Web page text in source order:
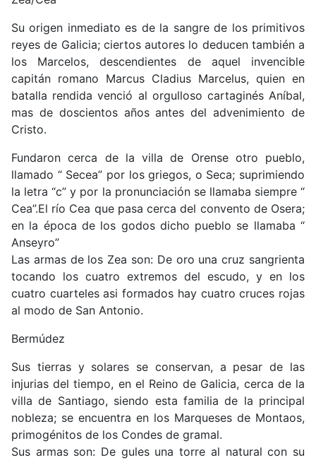
Su origen inmediato es de la sangre de los primitivos
reyes de Galicia; ciertos autores lo deducen también a
los Marcelos, descendientes de aquel invencible
capitán romano Marcus Cladius Marcelus, quien en
batalla rendida venció al orgulloso cartaginés Aníbal,
mas de doscientos años antes del advenimiento de
Cristo.
Fundaron cerca de la villa de Orense otro pueblo,
llamado “ Secea” por los griegos, o Seca; suprimiendo
la letra “c” y por la pronunciación se llamaba siempre “
Cea”.El río Cea que pasa cerca del convento de Osera;
en la época de los godos dicho pueblo se llamaba “
Anseyro”
Las armas de los Zea son: De oro una cruz sangrienta
tocando los cuatro extremos del escudo, y en los
cuatro cuarteles asi formados hay cuatro cruces rojas
al modo de San Antonio.
Bermúdez
Sus tierras y solares se conservan, a pesar de las
injurias del tiempo, en el Reino de Galicia, cerca de la
villa de Santiago, siendo esta familia de la principal
nobleza; se encuentra en los Marqueses de Montaos,
primogénitos de los Condes de gramal.
Sus armas son: De gules una torre al natural con su